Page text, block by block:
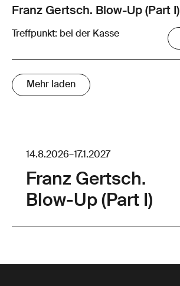
Franz Gertsch. Blow-Up (Part I)
Treffpunkt: bei der Kasse
Mehr laden
14.8.2026–17.1.2027
Franz Gertsch.
Blow-Up (Part I)